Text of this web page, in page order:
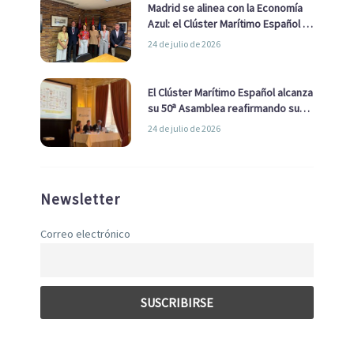
Madrid se alinea con la Economía
Azul: el Clúster Marítimo Español y
la Real Liga Naval avanzan alianzas
24 de julio de 2026
El Clúster Marítimo Español alcanza
su 50ª Asamblea reafirmando su
liderazgo en la Economía Azul
24 de julio de 2026
Newsletter
Correo electrónico